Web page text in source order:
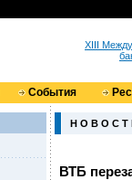
XIII
События
Н О В О С Т
ВТБ